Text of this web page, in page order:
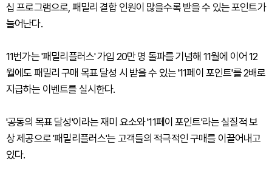
십 프로그램으로, 패밀리 결합 인원이 많을수록 받을 수 있는 포인트가
늘어난다.
11번가는 '패밀리플러스' 가입 20만 명 돌파를 기념해 11월에 이어 12
월에도 패밀리 구매 목표 달성 시 받을 수 있는 '11페이 포인트'를 2배로
지급하는 이벤트를 실시한다.
'공동의 목표 달성'이라는 재미 요소와 '11페이 포인트'라는 실질적 보
상 제공으로 '패밀리플러스'는 고객들의 적극적인 구매를 이끌어내고
있다.